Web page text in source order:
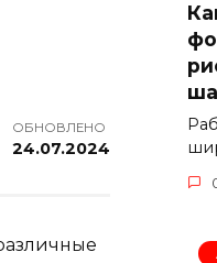
ОБНОВЛЕНО
24.07.2024